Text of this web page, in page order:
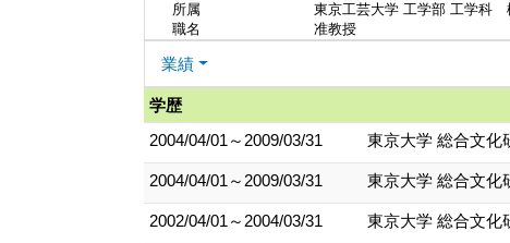
所属
東京工芸大学 工学部 工学科
職名
准教授
業績
学歴
2004/04/01～2009/03/31
東京大学 総合文化
2004/04/01～2009/03/31 東京大学 総合文化
2002/04/01～2004/03/31 東京大学 総合文化